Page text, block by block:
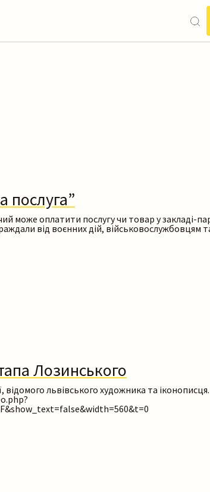
послуга”
може оплатити послугу чи товар у закладі-
від воєнних дій, військовослужбовцям
Лозинського
львівського художника та іконописця.